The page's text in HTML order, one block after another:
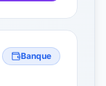
Banque